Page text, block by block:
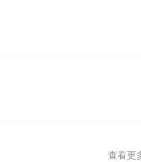
查看更